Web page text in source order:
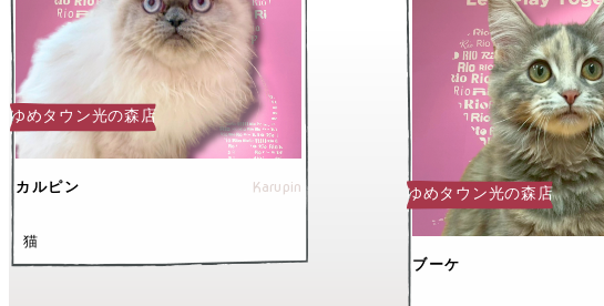
ゆめタウン光の森店
カルピン Karupin
猫
ゆめタウン光の森店
ブーケ